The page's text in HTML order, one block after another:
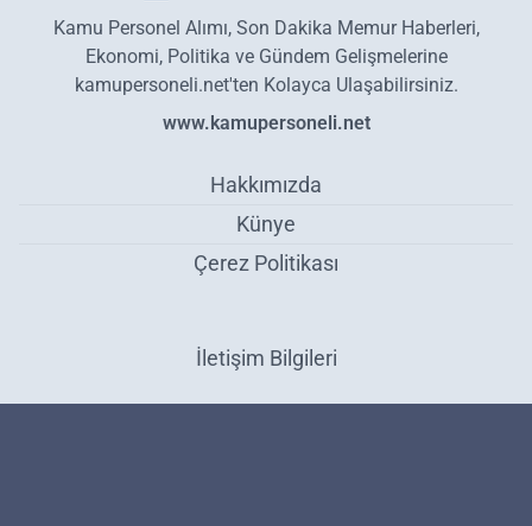
Kamu Personel Alımı, Son Dakika Memur Haberleri,
Ekonomi, Politika ve Gündem Gelişmelerine
kamupersoneli.net'ten Kolayca Ulaşabilirsiniz.
www.kamupersoneli.net
Hakkımızda
Künye
Çerez Politikası
İletişim Bilgileri